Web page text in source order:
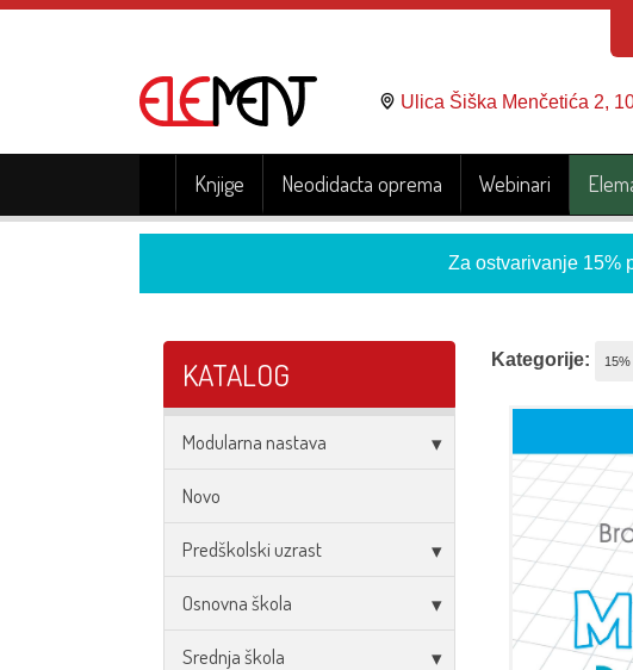
Ulica Šiška Menčetića 2,
Knjige Neodidacta oprema Webinari
Za ostvarivanje 15%
KATALOG
Modularna nastava
Novo
Predškolski uzrast
Osnovna škola
Srednja škola
Kategorije: